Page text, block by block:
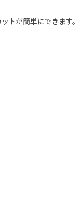
トが簡単にできます。